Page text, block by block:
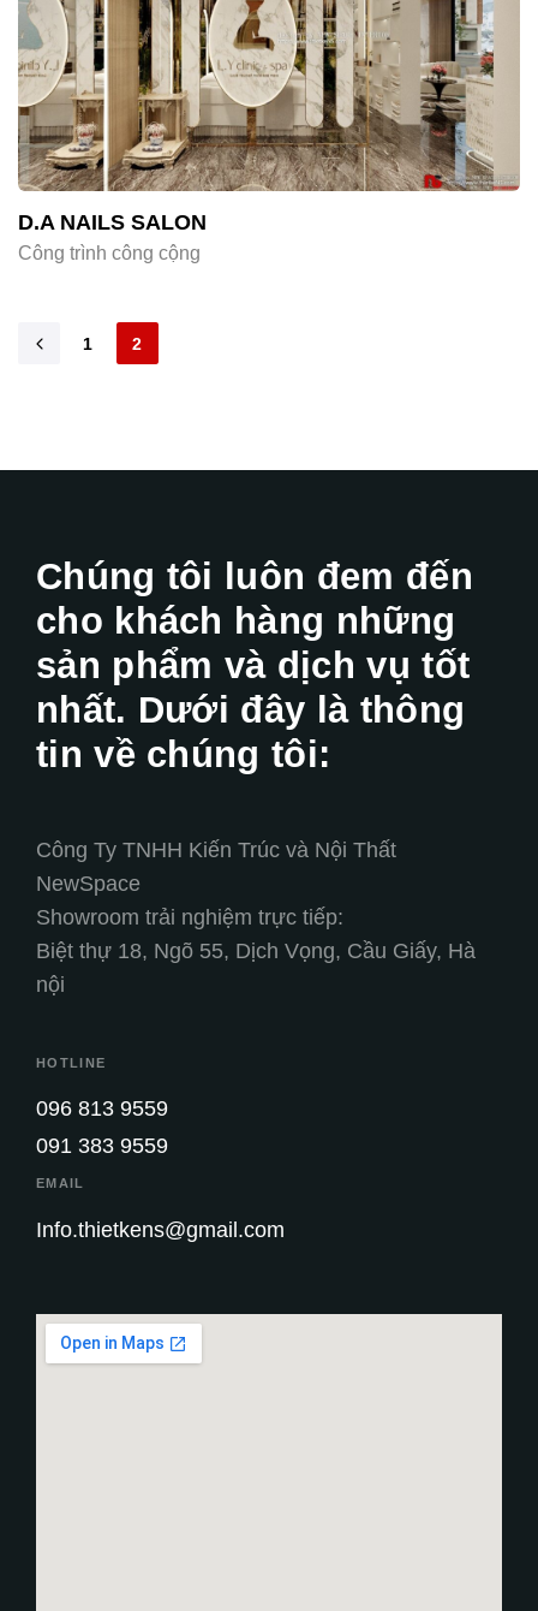
D.A NAILS SALON
Công trình công cộng
1 2
Chúng tôi luôn đem đến
cho khách hàng những
sản phẩm và dịch vụ tốt
nhất. Dưới đây là thông
tin về chúng tôi:
Công Ty TNHH Kiến Trúc và Nội Thất
NewSpace
Showroom trải nghiệm trực tiếp:
Biệt thự 18, Ngõ 55, Dịch Vọng, Cầu Giấy, Hà
nội
HOTLINE
096 813 9559
091 383 9559
EMAIL
Info.thietkens@gmail.com